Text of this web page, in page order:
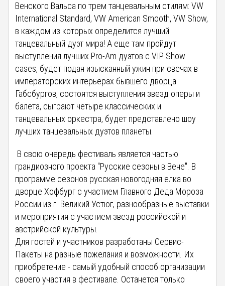
Венского Вальса по трем танцевальным стилям: VW
International Standard, VW American Smooth, VW Show,
в каждом из которых определится лучший
танцевальный дуэт мира! А еще там пройдут
выступления лучших Pro-Am дуэтов с VIP Show
cases, будет подан изысканный ужин при свечах в
императорских интерьерах бывшего дворца
Габсбургов, состоятся выступления звезд оперы и
балета, сыграют четыре классических и
танцевальных оркестра, будет представлено шоу
лучших танцевальных дуэтов планеты.
В свою очередь фестиваль является частью
грандиозного проекта "Русские сезоны в Вене". В
программе сезонов русская новогодняя елка во
дворце Хофбург с участием Главного Деда Мороза
России из г. Великий Устюг, разнообразные выставки
и мероприятия с участием звезд российской и
австрийской культуры.
Для гостей и участников разработаны Сервис-
Пакеты на разные пожелания и возможности. Их
приобретение - самый удобный способ организации
своего участия в фестивале. Останется только